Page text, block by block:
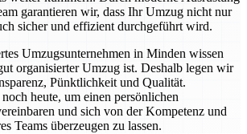
garantieren wir, dass Ihr Umzug nicht nur
sicher und effizient durchgeführt wird.
Umzugsunternehmen in Minden wissen
organisierter Umzug ist. Deshalb legen wir
Pünktlichkeit und Qualität.
heute, um einen persönlichen
und sich von der Kompetenz und
Teams überzeugen zu lassen.